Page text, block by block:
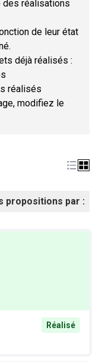
des réalisations
de leur état
déjà réalisés :
réalisés
modifiez le
propositions par :
Réalisé